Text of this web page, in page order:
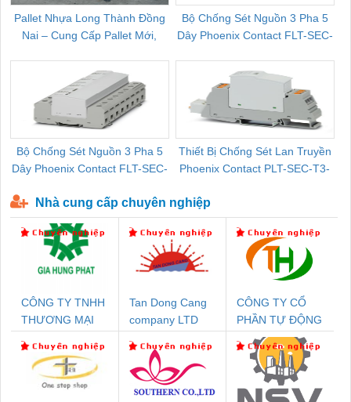
Pallet Nhựa Long Thành Đồng
Nai – Cung Cấp Pallet Mới,
Bộ Chống Sét Nguồn 3 Pha 5
Dây Phoenix Contact FLT-SEC-
Bộ Chống Sét Nguồn 3 Pha 5
Dây Phoenix Contact FLT-SEC-
Thiết Bị Chống Sét Lan Truyền
Phoenix Contact PLT-SEC-T3-
Nhà cung cấp chuyên nghiệp
CÔNG TY TNHH
THƯƠNG MẠI
THUẬT ĐIỆN CƠ
GIA HƯNG PHÁT
Tan Dong Cang
company LTD
CÔNG TY CỔ
PHẦN TỰ ĐỘNG
TIẾN HƯNG